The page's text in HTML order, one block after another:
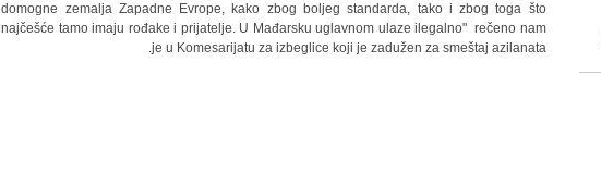
domogne zemalja Zapadne Evrope, kako zbog boljeg standarda, tako i zbog toga što
najčešće tamo imaju rođake i prijatelje. U Mađarsku uglavnom ulaze ilegalno" rečeno nam
je u Komesarijatu za izbeglice koji je zadužen za smeštaj azilanata.